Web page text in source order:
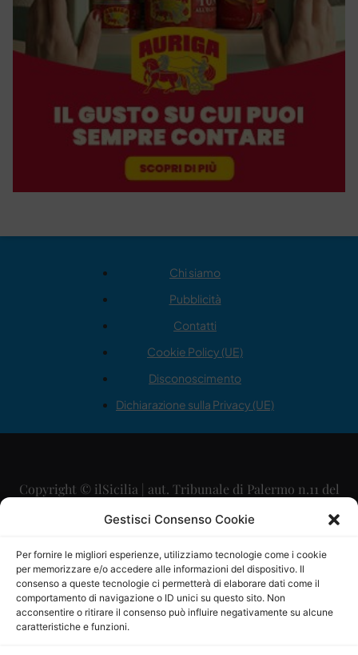
Gestisci Consenso Cookie
Per fornire le migliori esperienze, utilizziamo tecnologie come i cookie
per memorizzare e/o accedere alle informazioni del dispositivo. Il
consenso a queste tecnologie ci permetterà di elaborare dati come il
comportamento di navigazione o ID unici su questo sito. Non
acconsentire o ritirare il consenso può influire negativamente su alcune
caratteristiche e funzioni.
Chi siamo
Pubblicità
Contatti
Cookie Policy (UE)
Disconoscimento
Dichiarazione sulla Privacy (UE)
Copyright © ilSicilia | aut. Tribunale di Palermo n.11 del
29/09/2015
Direttore Editoriale: Maurizio Scaglione
Direttore Responsabile: Maria Calabrese